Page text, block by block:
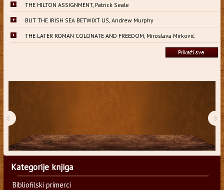
THE HILTON ASSIGNMENT, Patrick Seale
BUT THE IRISH SEA BETWIXT US, Andrew Murphy
THE LATER ROMAN COLONATE AND FREEDOM, Miroslava Mirković
‹ ›
Kategorije knjiga
Bibliofilski primerci